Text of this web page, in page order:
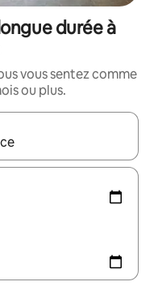
durée à
vous sentez comme
ou plus.
les flèches vers le